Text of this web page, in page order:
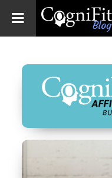
Blog: Brain
Health
News
Brain Training,
Mental Health, and
Wellness